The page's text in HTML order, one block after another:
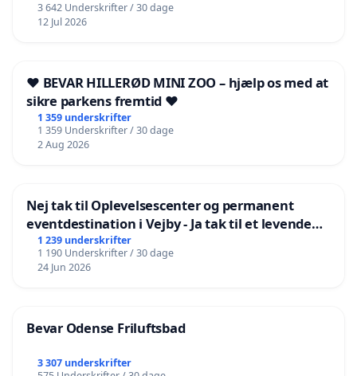
3 642 Underskrifter / 30 dage
12 Jul 2026
❤️ BEVAR HILLERØD MINI ZOO – hjælp os med at
sikre parkens fremtid ❤️
1 359 underskrifter
1 359 Underskrifter / 30 dage
2 Aug 2026
Nej tak til Oplevelsescenter og permanent
eventdestination i Vejby - Ja tak til et levende
lokalområde i balance
1 239 underskrifter
1 190 Underskrifter / 30 dage
24 Jun 2026
Bevar Odense Friluftsbad
3 307 underskrifter